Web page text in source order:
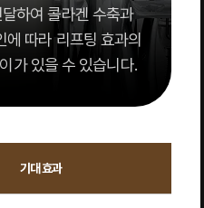
하여 콜라겐 수축과
따라 리프팅 효과의
가 있을 수 있습니다.
기대 효과